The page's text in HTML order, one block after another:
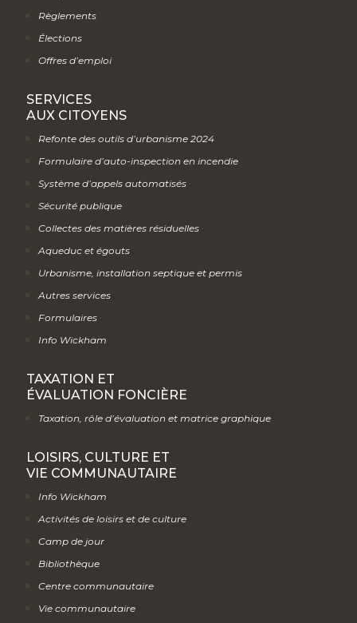
Règlements
Élections
Offres d’emploi
SERVICES
AUX CITOYENS
Refonte des outils d’urbanisme 2024
Formulaire d’auto-inspection en incendie
Système d’appels automatisés
Sécurité publique
Collectes des matières résiduelles
Aqueduc et égouts
Urbanisme, installation septique et permis
Autres services
Formulaires
Info Wickham
TAXATION ET
ÉVALUATION FONCIÈRE
Taxation, rôle d’évaluation et matrice graphique
LOISIRS, CULTURE ET
VIE COMMUNAUTAIRE
Info Wickham
Activités de loisirs et de culture
Camp de jour
Bibliothèque
Centre communautaire
Vie communautaire